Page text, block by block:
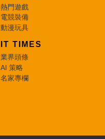
熱門遊戲
電競裝備
動漫玩具
IT TIMES
業界頭條
AI 策略
名家專欄